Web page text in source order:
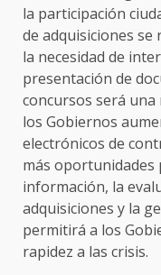
la participación
de adquisiciones se
la necesidad de
presentación de
concursos será una
los Gobiernos
electrónicos de
más oportunidades
información, la
adquisiciones y la
permitirá a los
rapidez a las crisis.